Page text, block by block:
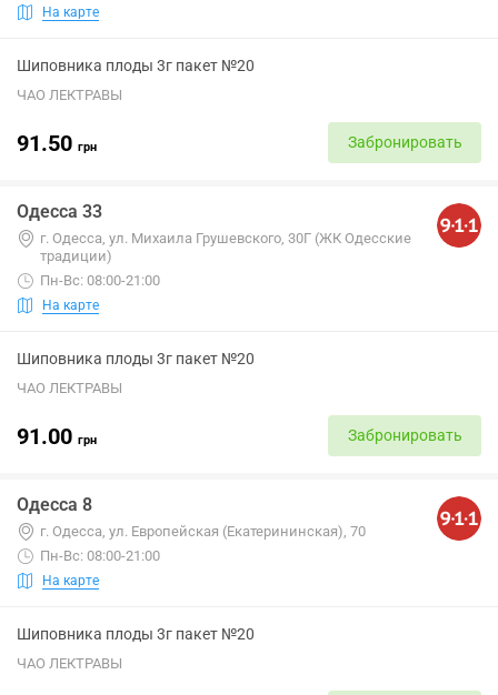
На карте
Шиповника плоды 3г пакет №20
ЧАО ЛЕКТРАВЫ
91.50 грн Забронировать
Одесса 33
г. Одесса, ул. Михаила Грушевского, 30Г (ЖК Одесские
традиции)
Пн-Вс: 08:00-21:00
На карте
Шиповника плоды 3г пакет №20
ЧАО ЛЕКТРАВЫ
91.00 грн Забронировать
Одесса 8
г. Одесса, ул. Европейская (Екатерининская), 70
Пн-Вс: 08:00-21:00
На карте
Шиповника плоды 3г пакет №20
ЧАО ЛЕКТРАВЫ